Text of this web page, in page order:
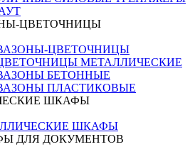
ЦВЕТОЧНИЦЫ
ЦВЕТОЧНИЦЫ
МЕТАЛЛИЧЕСКИЕ
БЕТОННЫЕ
ПЛАСТИКОВЫЕ
ШКАФЫ
ШКАФЫ
ДЛЯ ДОКУМЕНТОВ